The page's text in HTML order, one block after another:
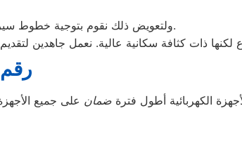
ولتعويض ذلك نقوم بتوجية خطوط سير منظمة من المقر الرئيسي ل صيانه زانوسى منوف لتلك المحافظات.
لكنها ذات كثافة سكانية عالية. نعمل جاهدين
الكهربائية أطول فترة ضمان على جميع